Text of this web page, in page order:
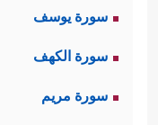
سورة يوسف
سورة الكهف
سورة مريم